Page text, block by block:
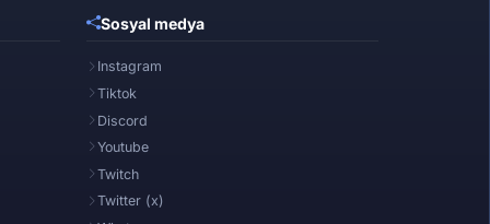
mu?
Sosyal medya
Instagram
Tiktok
Discord
Youtube
Twitch
Twitter (x)